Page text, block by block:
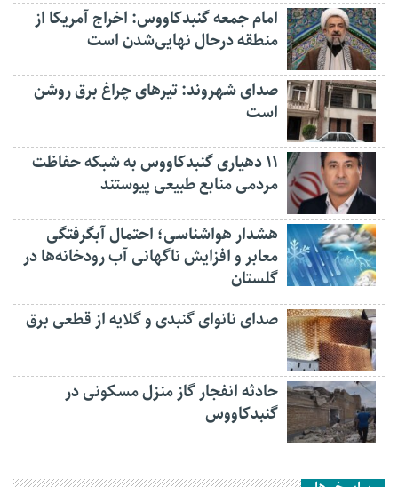
امام جمعه گنبدکاووس: اخراج آمریکا از
منطقه درحال نهایی‌شدن است
صدای شهروند: تیرهای چراغ برق روشن
است
۱۱ دهیاری گنبدکاووس به شبکه حفاظت
مردمی منابع طبیعی پیوستند
هشدار هواشناسی؛ احتمال آبگرفتگی
معابر و افزایش ناگهانی آب رودخانه‌ها در
گلستان
صدای نانوای گنبدی و گلایه از قطعی برق
حادثه انفجار گاز منزل مسکونی در
گنبدکاووس